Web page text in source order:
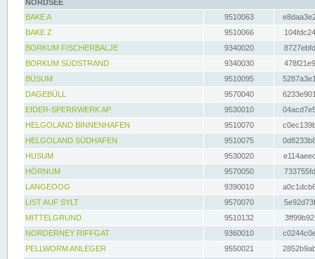
NORDSEE
BAKE A
9510063
BAKE Z
9510066
BORKUM FISCHERBALJE
9340020
BORKUM SÜDSTRAND
9340030
BÜSUM
9510095
DAGEBÜLL
9570040
EIDER-SPERRWERK AP
9530010
HELGOLAND BINNENHAFEN
9510070
HELGOLAND SÜDHAFEN
9510075
HUSUM
9530020
HÖRNUM
9570050
LANGEOOG
9390010
LIST AUF SYLT
9570070
MITTELGRUND
9510132
NORDERNEY RIFFGAT
9360010
PELLWORM ANLEGER
9550021